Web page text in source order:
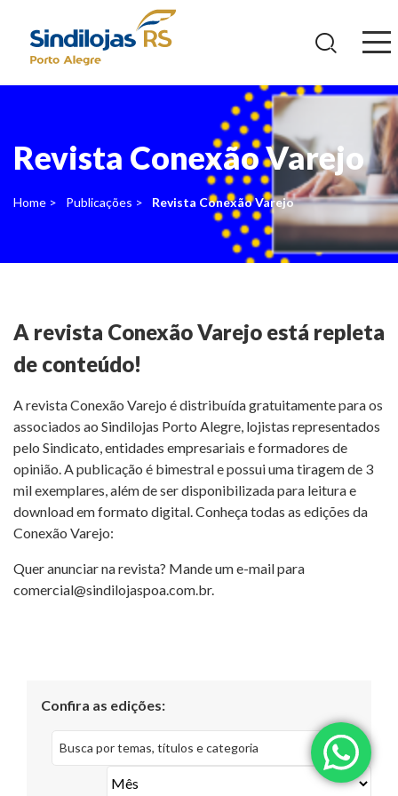
Revista Conexão Varejo
Home > Publicações > Revista Conexão Varejo
A revista Conexão Varejo está repleta
de conteúdo!
A revista Conexão Varejo é distribuída gratuitamente para os
associados ao Sindilojas Porto Alegre, lojistas representados
pelo Sindicato, entidades empresariais e formadores de
opinião. A publicação é bimestral e possui uma tiragem de 3
mil exemplares, além de ser disponibilizada para leitura e
download em formato digital. Conheça todas as edições da
Conexão Varejo:
Quer anunciar na revista? Mande um e-mail para
comercial@sindilojaspoa.com.br.
Confira as edições: